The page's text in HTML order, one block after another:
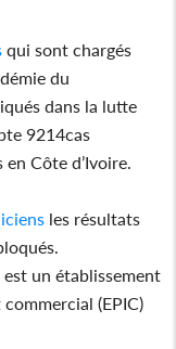
qui sont chargés
du
dans la lutte
9214cas
Côte d’Ivoire.
les résultats
est un établissement
(EPIC)